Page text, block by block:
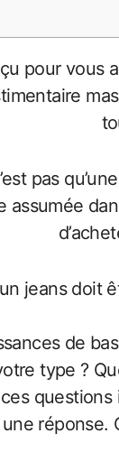
pas
de
type ?
réponse.